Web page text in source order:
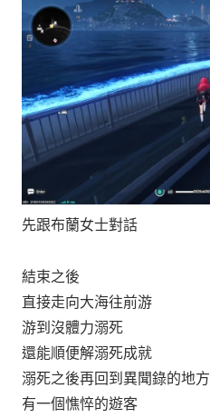
先跟布蘭女士對話
結束之後
直接走向大海往前游
游到沒體力溺死
還能順便解溺死成就
溺死之後再回到異聞錄的地方
有一個憔悴的遊客